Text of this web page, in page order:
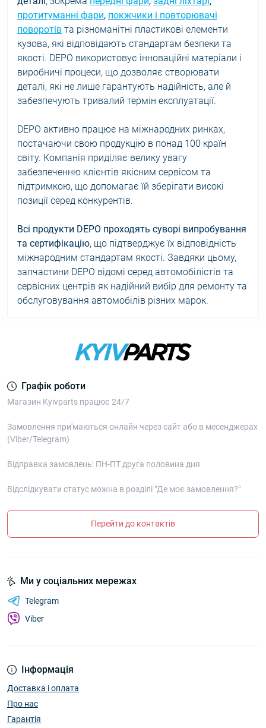
протитуманні фари, покжчики і повторювачі
поворотів та різноманітні пластикові елементи
кузова, які відповідають стандартам безпеки та
якості. DEPO використовує інноваційні матеріали і
виробничі процеси, що дозволяє створювати
деталі, які не лише гарантують надійність, але й
забезпечують тривалий термін експлуатації.
DEPO активно працює на міжнародних ринках,
постачаючи свою продукцію в понад 100 країн
світу. Компанія приділяє велику увагу
забезпеченню клієнтів якісним сервісом та
підтримкою, що допомагає їй зберігати високі
позиції серед конкурентів.
Всі продукти DEPO проходять суворі випробування
та сертифікацію, що підтверджує їх відповідність
міжнародним стандартам якості. Завдяки цьому,
запчастини DEPO відомі серед автомобілістів та
сервісних центрів як надійний вибір для ремонту та
обслуговування автомобілів різних марок.
Графік роботи
Магазин Kyivparts працює 24/7
Замовлення при'маються онлайн через сайт або в месенджерах
(Viber/Telegram)
Відправка замовлень: ПН-ПТ друга половина дня
Відслідкувати статус можна в розділі "Де моє замовлення?"
Перейти до контактів
Інформація
Доставка і оплата
Про нас
Гарантія
Ми у соціальних мережах
Telegram
Viber